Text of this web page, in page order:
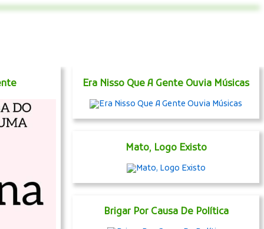
Era Nisso Que A Gente Ouvia Músicas
Mato, Logo Existo
Brigar Por Causa De Política